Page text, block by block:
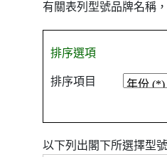
有關表列型號品牌名稱
排序選項
排序項目
以下列出閣下所選擇型